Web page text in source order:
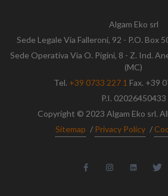
Algam Eko srl
Sede Legale Via Falleroni, 92 - P.O. Box
Sede Operativa Via O. Pigini, 8 - Z. Ind.
(MC)
Tel. +39 0733 227 1 Fax. +39
P.I. 02026450433
Copyright © 2023 Algam Eko srl.
Sitemap / Privacy Policy /